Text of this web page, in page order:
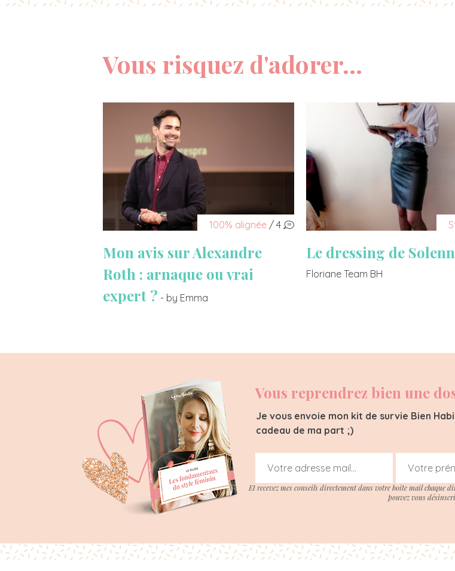
Vous risquez d'adorer...
100% alignée / 4
Mon avis sur Alexandre
Roth : arnaque ou vrai
expert ? - by Emma
Le dressing de Solenn
Floriane Team BH
Vous reprendrez bien une
Je vous envoie mon kit de survie Bien
cadeau de ma part ;)
Et recevez mes conseils directement dans votre boite mail chaque
pouvez vous